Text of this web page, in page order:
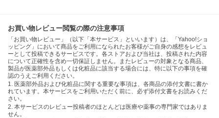
お買い物レビュー閲覧の際の注意事項
「お買い物レビュー」（以下「本サービス」といいます）は、「Yahoo!ショ
ッピング」において商品をご利用になられたお客様がご自身の感想をレビュ
ーとして投稿できるサービスです。各ストアおよび当社は、投稿された内容
について正確性を含め一切保証しません。またレビューの対象となる商品、
製品が医薬部外品もしくは化粧品に該当する場合には、特に以下の事項を確
認のうえご利用ください。
1. 医薬部外品および化粧品に関する重要な事項は、各商品の添付文書に書か
れています。本サービスをご利用いただく前に、必ず添付文書をお読みくだ
さい。
2. 本サービスのレビュー投稿者のほとんどは医療や薬事の専門家ではありま
せん。